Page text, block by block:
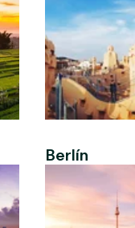
Berlín